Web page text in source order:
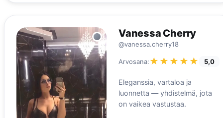
Vanessa Cherry
@vanessa.cherry18
Arvosana:★★★★★
★★★★★ 5,0
Eleganssia, vartaloa ja
luonnetta — yhdistelmä, jota
on vaikea vastustaa.